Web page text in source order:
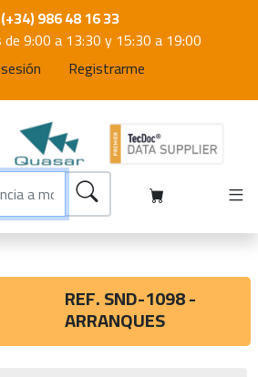
(+34) 986 48 16 33
de 9:00 a 13:30 y 15:30 a 19:00
Registrarme
REF. SND-1098 -
ARRANQUES